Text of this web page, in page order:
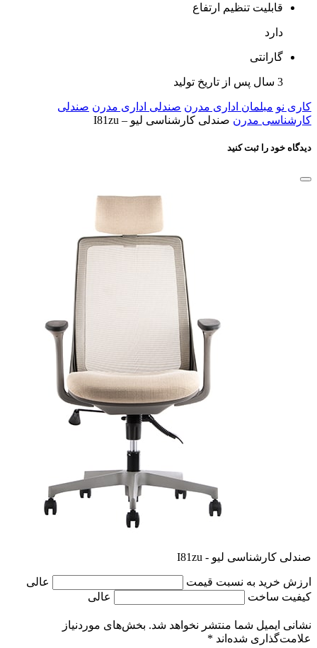
قابلیت تنظیم ارتفاع
دارد
گارانتی
3 سال پس از تاریخ تولید
کاری نو مبلمان اداری مدرن صندلی اداری مدرن صندلی
کارشناسی مدرن صندلی کارشناسی لیو – I81zu
دیدگاه خود را ثبت کنید
صندلی کارشناسی لیو - I81zu
ارزش خرید به نسبت قیمت
عالی
کیفیت ساخت
عالی
نشانی ایمیل شما منتشر نخواهد شد. بخش‌های موردنیاز
علامت‌گذاری شده‌اند *